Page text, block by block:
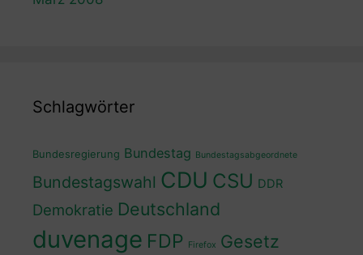
Schlagwörter
Bundesregierung Bundestag Bundestagsabgeordnete
Bundestagswahl CDU CSU DDR
Demokratie Deutschland
duvenage FDP Firefox Gesetz